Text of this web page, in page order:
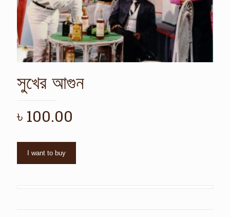
সুখের আগুন
৳ 100.00
I want to buy